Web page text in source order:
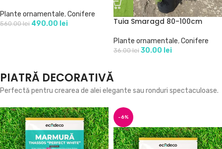
Plante ornamentale,Conifere
560.00lei 490.00 lei Tuia Smaragd 80-100cm
Plante ornamentale,Conifere
36.00lei 30.00 lei
PIATRĂ DECORATIVĂ
Perfectă pentru crearea de alei elegante sau ronduri spectaculoase.
-6%